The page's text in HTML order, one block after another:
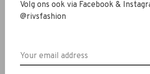
Contact Information
Volg ons ook via Facebook &
@rivsfashion